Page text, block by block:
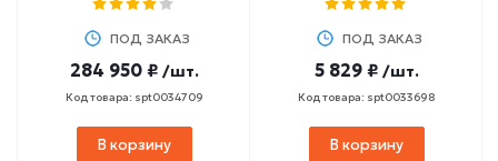
ПОД ЗАКАЗ
284 950 ₽ /шт.
Код товара: spt0034709
В корзину
ПОД ЗАКАЗ
5 829 ₽ /шт.
Код товара: spt0033698
В корзину